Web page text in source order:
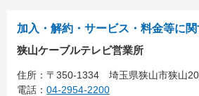
加入・解約・サービス・料金等に
狭山ケーブルテレビ営業所
住所： 〒350-1334 埼玉県狭山市狭山
電話： 04-2954-2200